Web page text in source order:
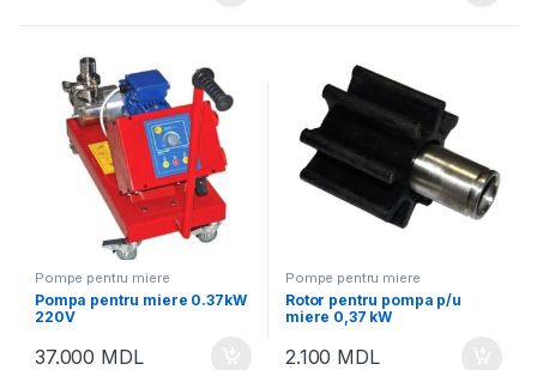
Pompe pentru miere
Pompa pentru miere 0.37kW
220V
37.000 MDL
Pompe pentru miere
Rotor pentru pompa p/u
miere 0,37 kW
2.100 MDL